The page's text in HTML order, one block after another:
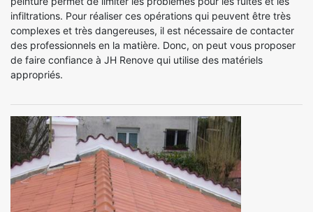
infiltrations. Pour réaliser ces opérations qui peuvent être très
complexes et très dangereuses, il est nécessaire de contacter
des professionnels en la matière. Donc, on peut vous proposer
de faire confiance à JH Renove qui utilise des matériels
appropriés.